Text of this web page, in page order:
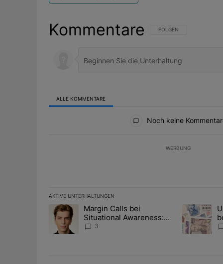
Kommentare FOLGE DIESER
FOLGEN
ALLE KOMMENTARE
Noch keine
WERBUNG
AKTIVE UNTERHALTUNGEN
Das Folgende ist eine Liste der am meisten
Ein Trendartikel mit dem Titel "Margin Calls bei
Margin Calls bei
Situational Awareness:
Alles über den Retter-
3
Ein